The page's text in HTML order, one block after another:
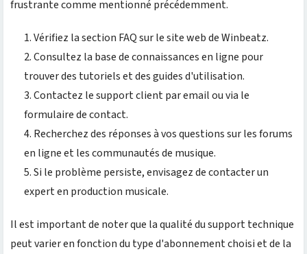
frustrante comme mentionné précédemment.
Vérifiez la section FAQ sur le site web de Winbeatz.
Consultez la base de connaissances en ligne pour
trouver des tutoriels et des guides d'utilisation.
Contactez le support client par email ou via le
formulaire de contact.
Recherchez des réponses à vos questions sur les forums
en ligne et les communautés de musique.
Si le problème persiste, envisagez de contacter un
expert en production musicale.
Il est important de noter que la qualité du support technique
peut varier en fonction du type d'abonnement choisi et de la